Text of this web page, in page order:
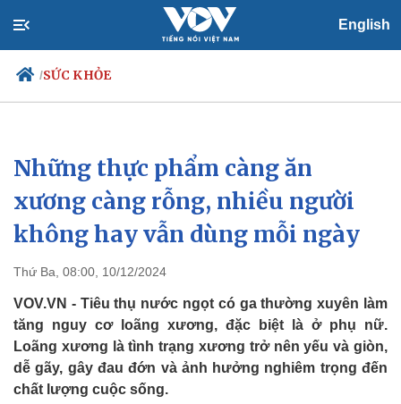
English
/SỨC KHỎE
Chính trị
Đảng
Tổ chức nhân sự
Quốc hội
Nhận diện sự thật
Xã hội
Tin 24h
Dự báo thời tiết
Giáo dục
Dấu ấn VOV
Những thực phẩm càng ăn
xương càng rỗng, nhiều người
không hay vẫn dùng mỗi ngày
Thứ Ba, 08:00, 10/12/2024
VOV.VN - Tiêu thụ nước ngọt có ga thường xuyên làm
tăng nguy cơ loãng xương, đặc biệt là ở phụ nữ.
Loãng xương là tình trạng xương trở nên yếu và giòn,
dễ gãy, gây đau đớn và ảnh hưởng nghiêm trọng đến
chất lượng cuộc sống.